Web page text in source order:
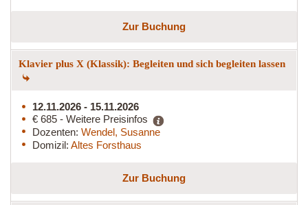
Zur Buchung
Klavier plus X (Klassik): Begleiten und sich begleiten lassen
12.11.2026 - 15.11.2026
€ 685 - Weitere Preisinfos
Dozenten: Wendel, Susanne
Domizil: Altes Forsthaus
Zur Buchung